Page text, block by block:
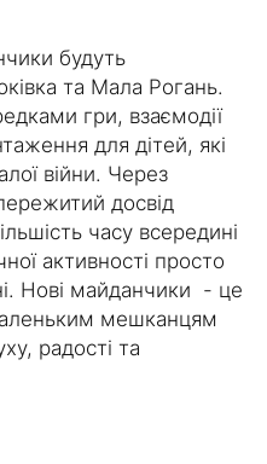
будуть
та Мала Рогань.
гри, взаємодії
для дітей, які
війни. Через
досвід
часу всередині
активності просто
Нові майданчики - це
мешканцям
радості та